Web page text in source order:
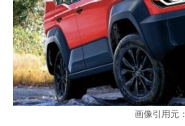
画像引用元：